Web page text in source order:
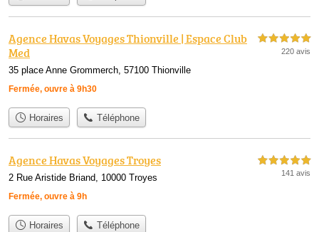
Agence Havas Voyages Thionville | Espace Club
Med
35 place Anne Grommerch, 57100 Thionville
Fermée, ouvre à 9h30
5,0 étoiles sur 5
220 avis
Horaires Téléphone
Agence Havas Voyages Troyes
2 Rue Aristide Briand, 10000 Troyes
Fermée, ouvre à 9h
5,0 étoiles sur 5
141 avis
Horaires Téléphone